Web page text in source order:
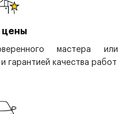
цены
мастера или
гарантией качества работ